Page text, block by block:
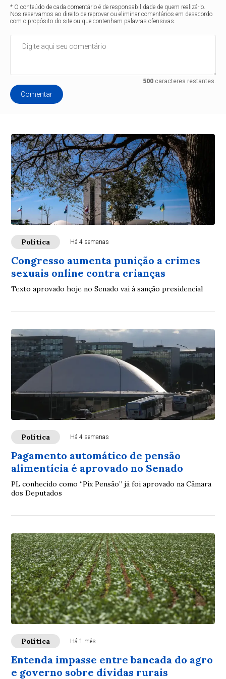
* O conteúdo de cada comentário é de responsabilidade de quem realizá-lo.
Nos reservamos ao direito de reprovar ou eliminar comentários em desacordo
com o propósito do site ou que contenham palavras ofensivas.
500caracteres restantes.
Comentar
Política Há 4 semanas
Congresso aumenta punição a crimes
sexuais online contra crianças
Texto aprovado hoje no Senado vai à sanção presidencial
Política Há 4 semanas
Pagamento automático de pensão
alimentícia é aprovado no Senado
PL conhecido como “Pix Pensão” já foi aprovado na Câmara
dos Deputados
Política Há 1 mês
Entenda impasse entre bancada do agro
e governo sobre dívidas rurais